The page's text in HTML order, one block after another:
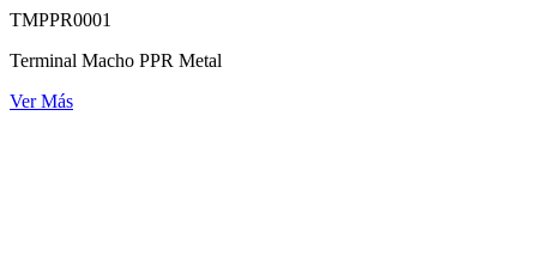
TMPPR0001
Terminal Macho PPR Metal
Ver Más